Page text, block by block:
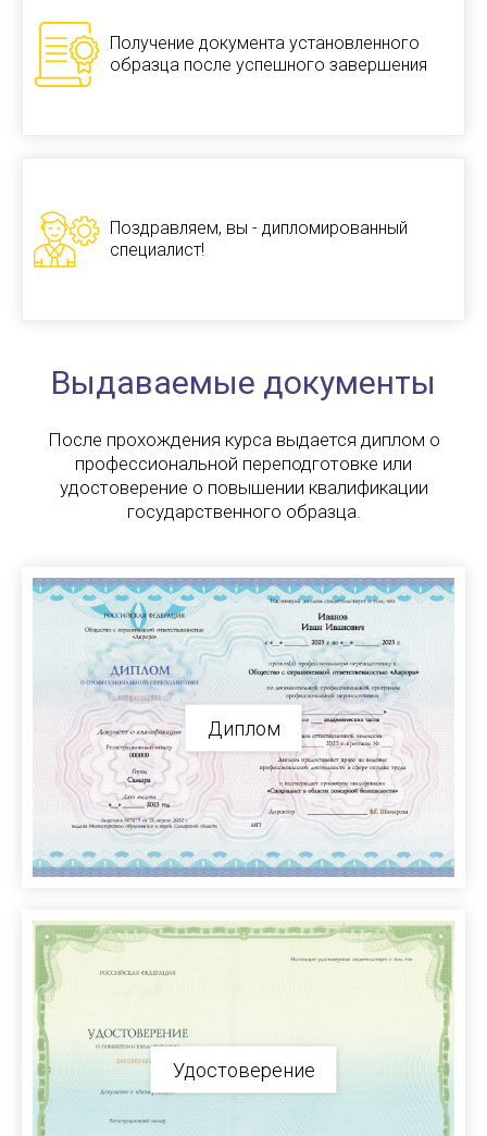
Получение документа установленного
образца после успешного завершения
Поздравляем, вы - дипломированный
специалист!
Выдаваемые документы
После прохождения курса выдается диплом о
профессиональной переподготовке или
удостоверение о повышении квалификации
государственного образца.
Диплом
Удостоверение